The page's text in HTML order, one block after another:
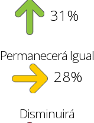
31%
Permanecerá Igual
28%
Disminuirá